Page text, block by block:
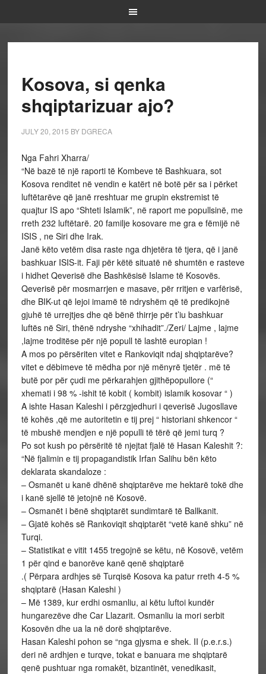
Kosova, si qenka
shqiptarizuar ajo?
JULY 20, 2015 BY DGRECA
Nga Fahri Xharra/
“Në bazë të një raporti të Kombeve të Bashkuara, sot
Kosova renditet në vendin e katërt në botë për sa i përket
luftëtarëve që janë rreshtuar me grupin ekstremist të
quajtur IS apo “Shteti Islamik”, në raport me popullsinë, me
rreth 232 luftëtarë. 20 familje kosovare me gra e fëmijë në
ISIS , ne Siri dhe Irak.
Janë këto vetëm disa raste nga dhjetëra të tjera, që i janë
bashkuar ISIS-it. Faji për këtë situatë në shumtën e rasteve
i hidhet Qeverisë dhe Bashkësisë Islame të Kosovës.
Qeverisë për mosmarrjen e masave, për rritjen e varfërisë,
dhe BIK-ut që lejoi imamë të ndryshëm që të predikojnë
gjuhë të urrejtjes dhe që bënë thirrje për t’iu bashkuar
luftës në Siri, thënë ndryshe “xhihadit”./Zeri/ Lajme , lajme
,lajme troditëse për një popull të lashtë europian !
A mos po përsëriten vitet e Rankoviqit ndaj shqiptarëve?
vitet e dëbimeve të mëdha por një mënyrë tjetër . më të
butë por për çudi me përkarahjen gjithëpopullore (“
xhemati i 98 % -ishit të kobit ( kombit) islamik kosovar “ )
A ishte Hasan Kaleshi i përzgjedhuri i qeverisë Jugosllave
të kohës ,që me autoritetin e tij prej “ historiani shkencor “
të mbushë mendjen e një populli të tërë që jemi turq ?
Po sot kush po përsëritë të njejtat fjalë të Hasan Kaleshit ?:
“Në fjalimin e tij propagandistik Irfan Salihu bën këto
deklarata skandaloze :
– Osmanët u kanë dhënë shqiptarëve me hektarë tokë dhe
i kanë sjellë të jetojnë në Kosovë.
– Osmanët i bënë shqiptarët sundimtarë të Ballkanit.
– Gjatë kohës së Rankoviqit shqiptarët “vetë kanë shku” në
Turqi.
– Statistikat e vitit 1455 tregojnë se këtu, në Kosovë, vetëm
1 për qind e banorëve kanë qenë shqiptarë
.( Përpara ardhjes së Turqisë Kosova ka patur rreth 4-5 %
shqiptarë (Hasan Kaleshi )
– Më 1389, kur erdhi osmanliu, ai këtu luftoi kundër
hungarezëve dhe Car Llazarit. Osmanliu ia mori serbit
Kosovën dhe ua la në dorë shqiptarëve.
Hasan Kaleshi pohon se “nga gjysma e shek. II (p.e.r.s.)
deri në ardhjen e turqve, tokat e banuara me shqiptarë
qenë pushtuar nga romakët, bizantinët, venedikasit,